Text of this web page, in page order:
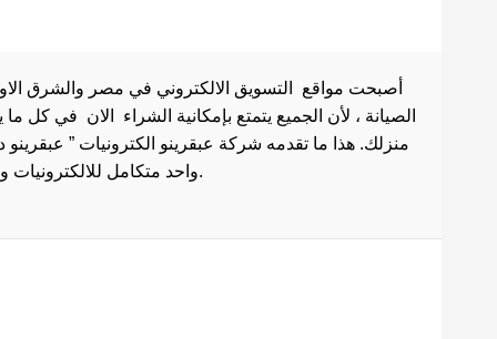
أصبحت مواقع التسويق الالكتروني في مصر والشرق
الصيانة ، لأن الجميع يتمتع بإمكانية الشراء الان في كل
منزلك. هذا ما تقدمه شركة عبقرينو الكترونيات ”
واحد متكامل للالكترونيات وادوات الصيانة . هذا ما يجعل موقع عبقرينو دوت كوم من أفضل مواقع تسوق عبر الإنترنت في مصر.